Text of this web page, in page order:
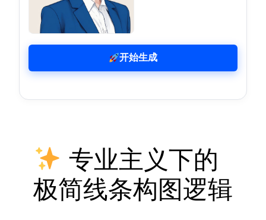
开始生成
专业主义下的
极简线条构图逻辑